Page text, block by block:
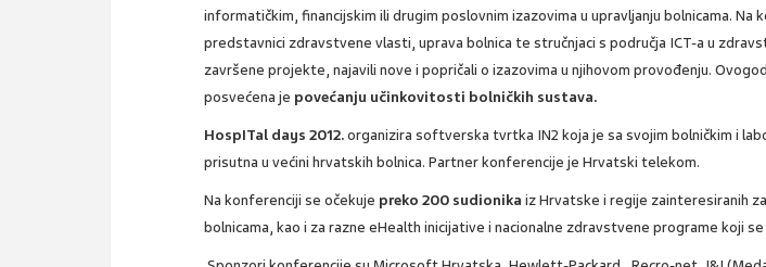
informatičkim, financijskim ili drugim poslovnim izazovima u upravljanju bolnicama. Na
predstavnici zdravstvene vlasti, uprava bolnica te stručnjaci s područja ICT-a u
završene projekte, najavili nove i popričali o izazovima u njihovom provođenju.
posvećena je povećanju učinkovitosti bolničkih sustava.
HospITal days 2012.organizira softverska tvrtka IN2 koja je sa svojim bolničkim i
prisutna u većini hrvatskih bolnica. Partner konferencije je Hrvatski telekom.
Na konferenciji se očekuje preko 200 sudionika iz Hrvatske i regije zainteresiranih
bolnicama, kao i za razne eHealth inicijative i nacionalne zdravstvene programe koji